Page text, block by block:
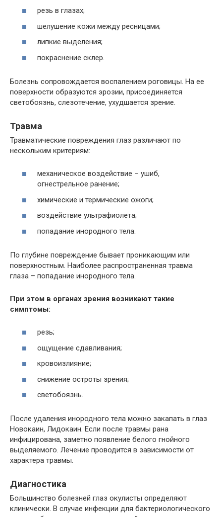
резь в глазах;
шелушение кожи между ресницами;
липкие выделения;
покраснение склер.
Болезнь сопровождается воспалением роговицы. На ее
поверхности образуются эрозии, присоединяется
светобоязнь, слезотечение, ухудшается зрение.
Травма
Травматические повреждения глаз различают по
нескольким критериям:
механическое воздействие – ушиб,
огнестрельное ранение;
химические и термические ожоги;
воздействие ультрафиолета;
попадание инородного тела.
По глубине повреждение бывает проникающим или
поверхностным. Наиболее распространенная травма
глаза – попадание инородного тела.
При этом в органах зрения возникают такие
симптомы:
резь;
ощущение сдавливания;
кровоизлияние;
снижение остроты зрения;
светобоязнь.
После удаления инородного тела можно закапать в глаз
Новокаин, Лидокаин. Если после травмы рана
инфицирована, заметно появление белого гнойного
выделяемого. Лечение проводится в зависимости от
характера травмы.
Диагностика
Большинство болезней глаз окулисты определяют
клинически. В случае инфекции для бактериологического